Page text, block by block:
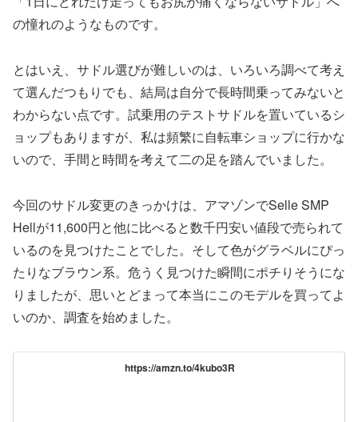
の憧れのようなものです。
とはいえ、サドル選びが難しいのは、いろいろ調べて考え
て選んだつもりでも、結局は自分で長時間乗ってみないと
わからない点です。試乗用のテストサドルを置いているシ
ョップもありますが、私は頻繁に自転車ショップに行かな
いので、手間と時間を考えて二の足を踏んでいました。
今回のサドル変更のきっかけは、アマゾンでSelle SMP
Hellが11,600円と他に比べると数千円安い値段で売られて
いるのを見つけたことでした。そして色がグラベルにぴっ
たりなブラウン系。危うく見つけた瞬間にポチりそうにな
りましたが、思いとどまって本当にこのモデルを買ってよ
いのか、調査を始めました。
https://amzn.to/4kubo3R